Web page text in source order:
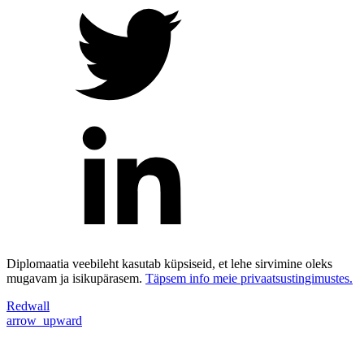
Diplomaatia veebileht kasutab küpsiseid, et lehe sirvimine oleks
mugavam ja isikupärasem. Täpsem info meie privaatsustingimustes.
Redwall
arrow_upward